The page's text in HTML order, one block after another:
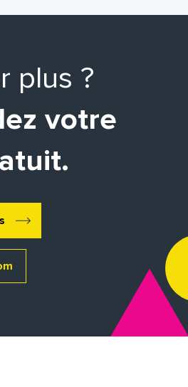
plus ?
votre